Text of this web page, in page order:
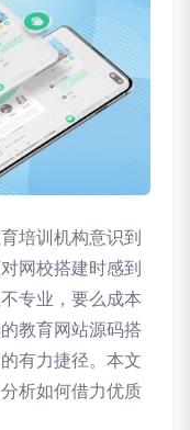
培训机构意识到
网校搭建时感到
专业，要么成本
教育网站源码搭
有力捷径。本文
析如何借力优质